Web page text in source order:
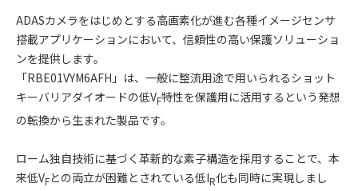
ADASカメラをはじめとする高画素化が進む各種イメージセンサ
搭載アプリケーションにおいて、信頼性の高い保護ソリューショ
ンを提供します。
「RBE01VYM6AFH」は、一般に整流用途で用いられるショット
キーバリアダイオードの低VF特性を保護用に活用するという発想
の転換から生まれた製品です。
ローム独自技術に基づく革新的な素子構造を採用することで、本
来低VFとの両立が困難とされている低IR化も同時に実現しまし